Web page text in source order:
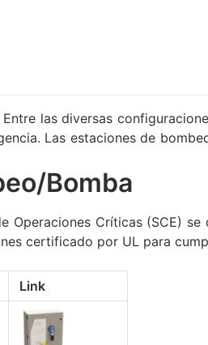
las diversas
Las estaciones de
Bomba
Operaciones Críticas (SCE)
certificado por UL para
Link